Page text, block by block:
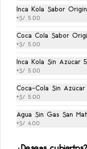
Conócenos
Zona de Reparto
Términos y condiciones
Política de privacidad
Redes sociales
Facebook
Inca Kola Sabor
+S/ 5.00
Coca Cola Sabor
+S/ 5.00
Inca Kola Sin Azúcar
+S/ 5.00
Coca-Cola Sin
+S/ 5.00
Agua Sin Gas San
+S/ 4.00